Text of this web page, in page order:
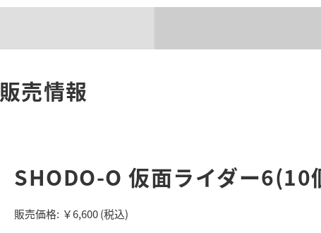
販売情報
SHODO-O 仮面ライダー6(10
販売価格: ￥6,600(税込)